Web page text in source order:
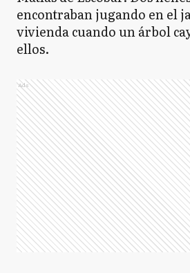
encontraban jugando en el
vivienda cuando un árbol
ellos.
Ads